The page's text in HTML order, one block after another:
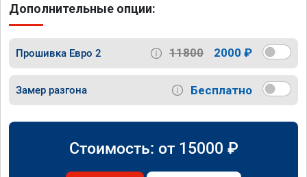
Дополнительные опции:
Прошивка Евро 2 11800 2000 ₽
Замер разгона Бесплатно
Стоимость: от 15000 ₽